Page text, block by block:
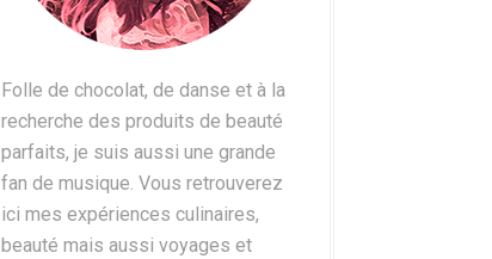
Folle de chocolat, de danse et à la
recherche des produits de beauté
parfaits, je suis aussi une grande
fan de musique. Vous retrouverez
ici mes expériences culinaires,
beauté mais aussi voyages et